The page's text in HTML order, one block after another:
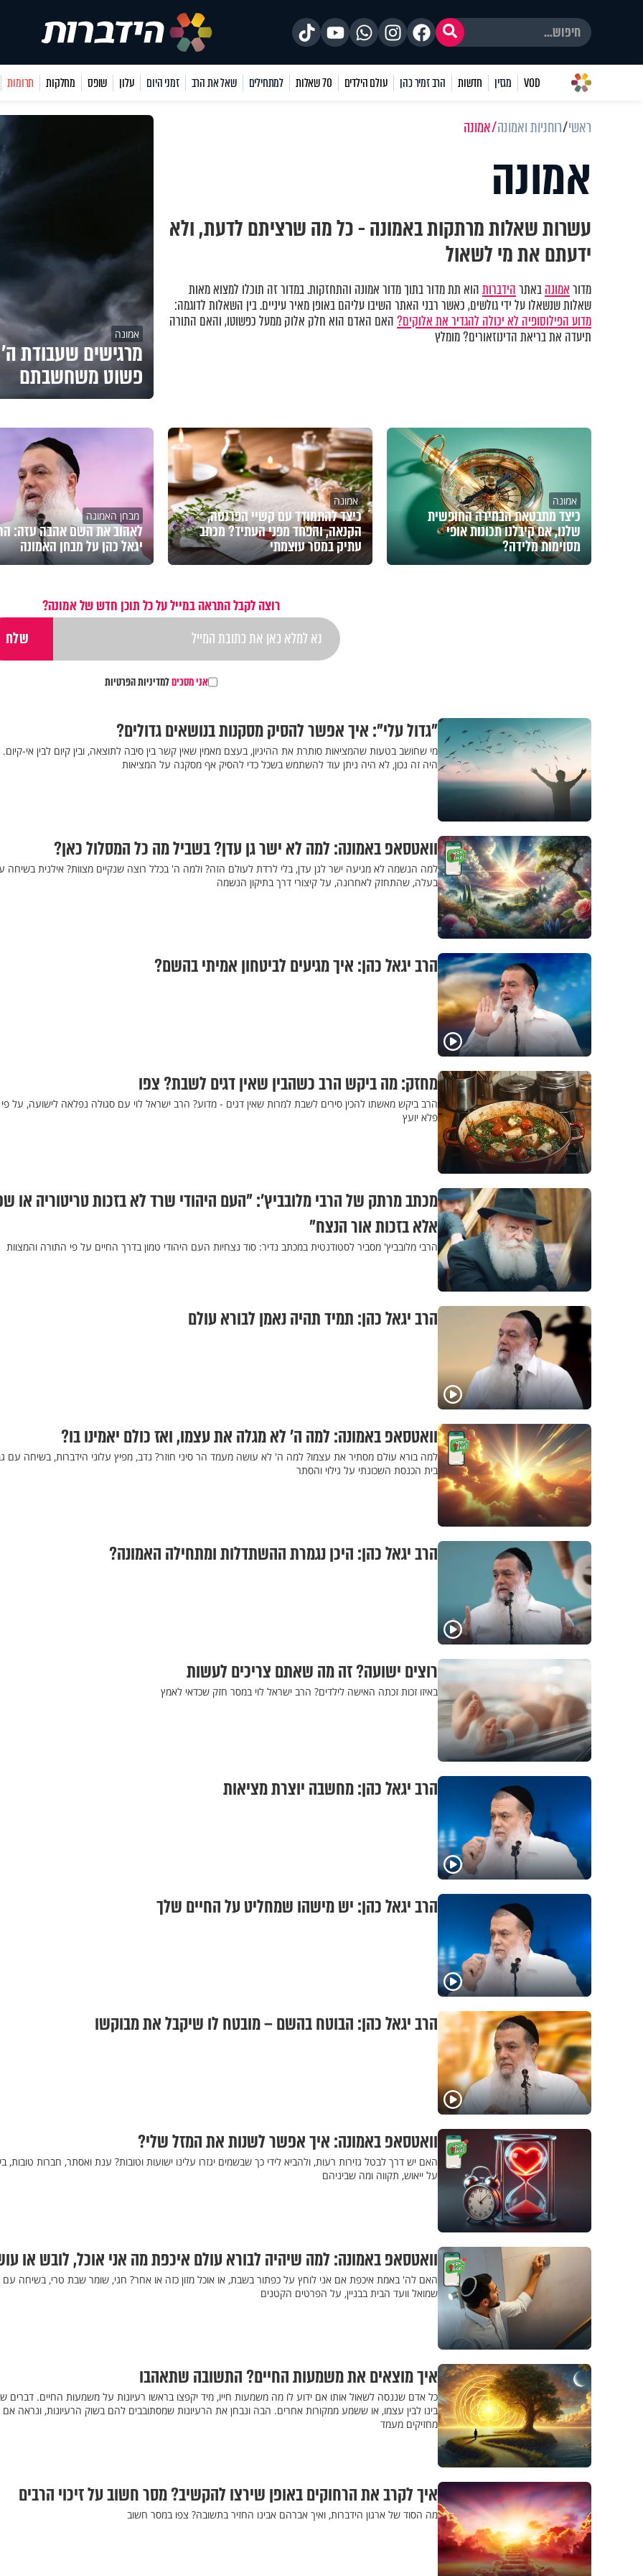
VOD מגזין חדשות הרב זמיר כהן עולם הילדים 70 שאלות למתחילים שאל את הרב זמני היום עלון שופס מחלקות תרומות
ראשי רוחניות ואמונה אמונה
אמונה
עשרות שאלות מרתקות באמונה - כל מה שרציתם לדעת, ולא
ידעתם את מי לשאול
מדוראמונהבאתרהידברותהוא תת מדור בתוך מדור אמונה והתחזקות. במדור זה תוכלו למצוא מאות
שאלות שנשאלו על ידי גולשים, כאשר רבני האתר השיבו עליהם באופן מאיר עיניים. בין השאלות לדוגמה:
מדוע הפילוסופיה לא יכולה להגדיר את אלוקים?האם האדם הוא חלק אלוק ממעל כפשוטו, והאם התורה
תיעדה את בריאת הדינוזאורים? מומלץ
אמונה
מרגישים שעבודת
פשוט משחשבתם
אמונה
כיצד מתבטאת הבחירה החופשית
שלנו, אם קיבלנו תכונות אופי
מסוימות מלידה?
אמונה
כיצד להתמודד עם קשיי הפרנסה,
הקנאה, והפחד מפני העתיד? מכתב
עתיק במסר עוצמתי
מבחן האמונה
לאהוב את השם אהבה עזה:
יגאל כהן על מבחן האמונה
רוצה לקבל התראה במייל על כל תוכן חדש של אמונה?
אני מסכיםלמדיניות הפרטיות
"גדול עלי": איך אפשר להסיק מסקנות בנושאים גדולים?
מי שחושב בטעות שהמציאות סותרת את ההיגיון, בעצם מאמין שאין קשר בין סיבה לתוצאה, ובין קיום לבין אי-קיום.
היה זה נכון, לא היה ניתן עוד להשתמש בשכל כדי להסיק אף מסקנה על המציאות
וואטסאפ באמונה: למה לא ישר גן עדן? בשביל מה כל המסלול כאן?
למה הנשמה לא מגיעה ישר לגן עדן, בלי לרדת לעולם הזה? ולמה ה' בכלל רוצה שנקיים מצוות? אילנית בשיחה
בעלה, שהתחזק לאחרונה, על קיצורי דרך בתיקון הנשמה
הרב יגאל כהן: איך מגיעים לביטחון אמיתי בהשם?
מחזק: מה ביקש הרב כשהבין שאין דגים לשבת? צפו
הרב ביקש מאשתו להכין סירים לשבת למרות שאין דגים - מדוע? הרב ישראל לוי עם סגולה נפלאה לישועה, על פי
פלא יועץ
מכתב מרתק של הרבי מלובביץ': "העם היהודי שרד לא בזכות טריטוריה או
אלא בזכות אור הנצח"
הרבי מלובביץ' מסביר לסטודנטית במכתב נדיר: סוד נצחיות העם היהודי טמון בדרך החיים על פי התורה והמצוות
הרב יגאל כהן: תמיד תהיה נאמן לבורא עולם
וואטסאפ באמונה: למה ה' לא מגלה את עצמו, ואז כולם יאמינו בו?
למה בורא עולם מסתיר את עצמו? למה ה' לא עושה מעמד הר סיני חוזר? נדב, מפיץ עלוני הידברות, בשיחה עם
בית הכנסת השכונתי על גילוי והסתר
הרב יגאל כהן: היכן נגמרת ההשתדלות ומתחילה האמונה?
רוצים ישועה? זה מה שאתם צריכים לעשות
באיזו זכות זכתה האישה לילדים? הרב ישראל לוי במסר חזק שכדאי לאמץ
הרב יגאל כהן: מחשבה יוצרת מציאות
הרב יגאל כהן: יש מישהו שמחליט על החיים שלך
הרב יגאל כהן: הבוטח בהשם – מובטח לו שיקבל את מבוקשו
וואטסאפ באמונה: איך אפשר לשנות את המזל שלי?
האם יש דרך לבטל גזירות רעות, ולהביא לידי כך שבשמים יגזרו עלינו ישועות וטובות? ענת ואסתר, חברות טובות,
על ייאוש, תקווה ומה שביניהם
וואטסאפ באמונה: למה שיהיה לבורא עולם איכפת מה אני אוכל, לובש או
האם לה' באמת איכפת אם אני לוחץ על כפתור בשבת, או אוכל מזון כזה או אחר? חגי, שומר שבת טרי, בשיחה עם
שמואל וועד הבית בבניין, על הפרטים הקטנים
איך מוצאים את משמעות החיים? התשובה שתאהבו
כל אדם שננסה לשאול אותו אם ידוע לו מה משמעות חייו, מיד יקפצו בראשו רעיונות על משמעות החיים. דברים
בינו לבין עצמו, או ששמע ממקורות אחרים. הבה ונבחן את הרעיונות שמסתובבים להם בשוק הרעיונות, ונראה
מחזיקים מעמד
איך לקרב את הרחוקים באופן שירצו להקשיב? מסר חשוב על זיכוי הרבים
מה הסוד של ארגון הידברות, ואיך אברהם אבינו החזיר בתשובה? צפו במסר חשוב